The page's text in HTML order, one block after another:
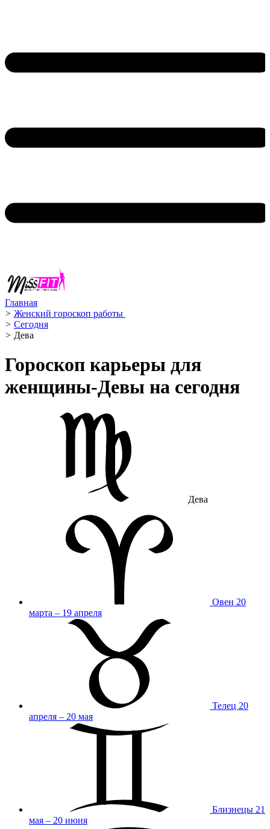
Главная
> Женский гороскоп работы ‍
> Сегодня
> Дева ️
Гороскоп карьеры для
женщины-Девы на сегодня
Дева
Овен 20
марта – 19 апреля
Телец 20
апреля – 20 мая
Близнецы 21
мая – 20 июня